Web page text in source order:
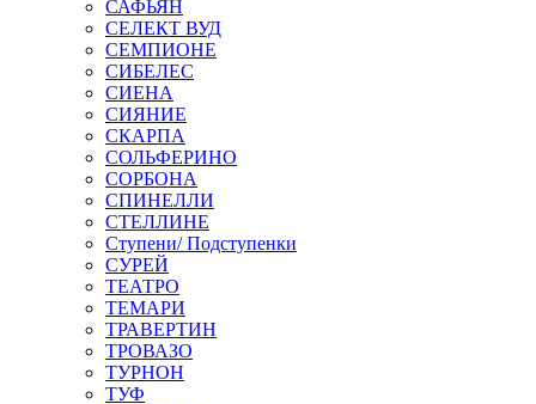
САФЬЯН
СЕЛЕКТ ВУД
СЕМПИОНЕ
СИБЕЛЕС
СИЕНА
СИЯНИЕ
СКАРПА
СОЛЬФЕРИНО
СОРБОНА
СПИНЕЛЛИ
СТЕЛЛИНЕ
Ступени/ Подступенки
СУРЕЙ
ТЕАТРО
ТЕМАРИ
ТРАВЕРТИН
ТРОВАЗО
ТУРНОН
ТУФ